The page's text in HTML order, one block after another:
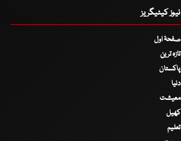
نیوز کیٹیگریز
صفحۂ اول
تازہ ترین
پاکستان
دنیا
معیشت
کھیل
تعلیم